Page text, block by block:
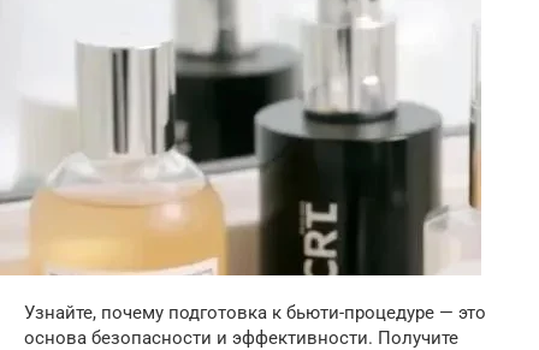
Узнайте, почему подготовка к бьюти-процедуре — это
основа безопасности и эффективности. Получите